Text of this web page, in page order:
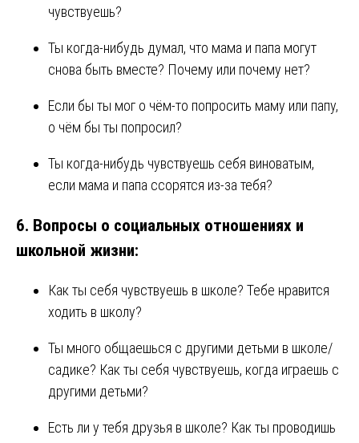
чувствуешь?
Ты когда-нибудь думал, что мама и папа могут
снова быть вместе? Почему или почему нет?
Если бы ты мог о чём-то попросить маму или папу,
о чём бы ты попросил?
Ты когда-нибудь чувствуешь себя виноватым,
если мама и папа ссорятся из-за тебя?
6. Вопросы о социальных отношениях и
школьной жизни:
Как ты себя чувствуешь в школе? Тебе нравится
ходить в школу?
Ты много общаешься с другими детьми в школе/
садике? Как ты себя чувствуешь, когда играешь с
другими детьми?
Есть ли у тебя друзья в школе? Как ты проводишь